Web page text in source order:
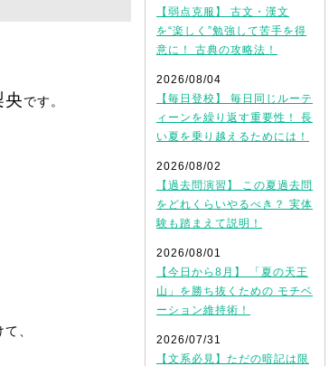
央です。
、
【弱点克服】 古文・漢文
を“楽しく”勉強して苦手を得
意に！ 古典の攻略法！
2026/08/04
【毎日登校】 毎日同じルーテ
ィーンを繰り返す重要性！ 長
い夏を乗り越えるためには！
2026/08/02
【過去問演習】 この夏過去問
をどれくらいやるべき？ 実体
験も踏まえて説明！
2026/08/01
【今日から8月】 「夏の天王
山」を勝ち抜くための モチベ
ーション維持術！
2026/07/31
【文系必見】ただの暗記は限